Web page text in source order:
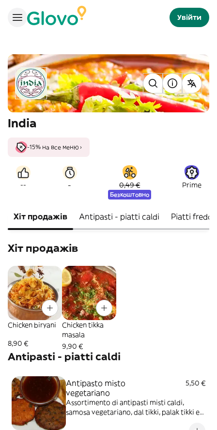
Увійти
India
-15% на все меню ›
-- - 0,49 €
Безкоштовно
Prime
Хіт продажів Antipasti - piatti caldi Piatti freddi
Хіт продажів
Chicken biryani
8,90 €
Chicken tikka
masala
9,90 €
Antipasti - piatti caldi
Antipasto misto
vegetariano
5,50 €
Assortimento di antipasti misti caldi,
samosa vegetariano, dal tikki, palak tikki e